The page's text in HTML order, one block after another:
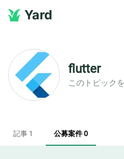
Yard
flutter
このトピック
記事 1 公募案件 0